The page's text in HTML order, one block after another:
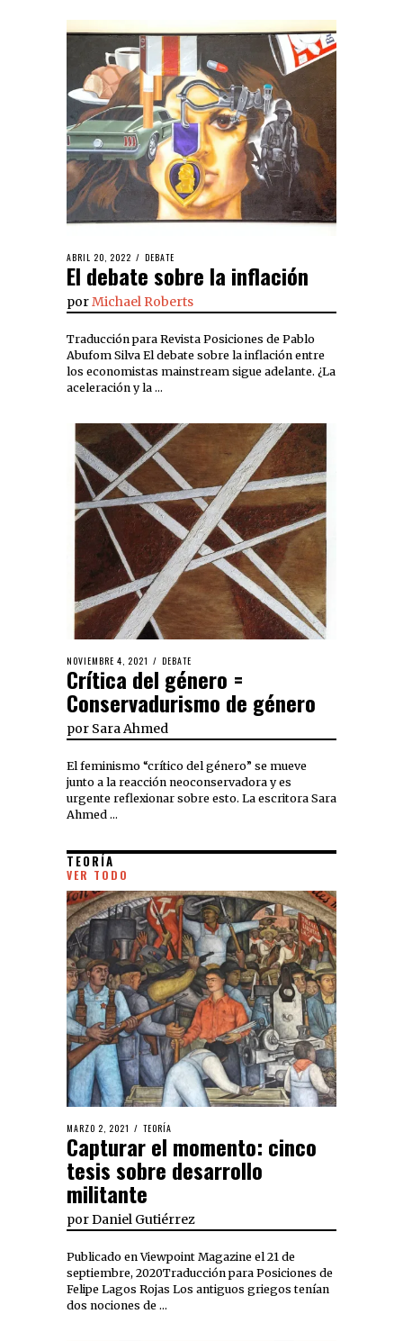
ABRIL 20, 2022 DEBATE
El debate sobre la inflación
porMichael Roberts
Traducción para Revista Posiciones de Pablo
Abufom Silva El debate sobre la inflación entre
los economistas mainstream sigue adelante. ¿La
aceleración y la …
NOVIEMBRE 4, 2021 DEBATE
Crítica del género =
Conservadurismo de género
por Sara Ahmed
El feminismo “crítico del género” se mueve
junto a la reacción neoconservadora y es
urgente reflexionar sobre esto. La escritora Sara
Ahmed …
TEORÍA
VER TODO
MARZO 2, 2021 TEORÍA
Capturar el momento: cinco
tesis sobre desarrollo
militante
por Daniel Gutiérrez
Publicado en Viewpoint Magazine el 21 de
septiembre, 2020Traducción para Posiciones de
Felipe Lagos Rojas Los antiguos griegos tenían
dos nociones de …